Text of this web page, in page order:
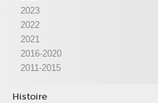
2023
2022
2021
2016-2020
2011-2015
Histoire